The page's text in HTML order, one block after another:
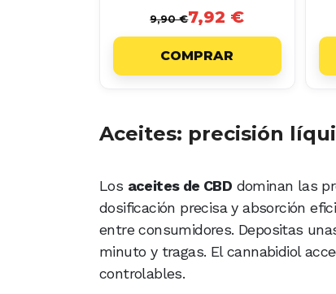
9,90 €7,92 €
COMPRAR
Aceites: precisión
Los aceites de CBD dominan las
dosificación precisa y absorción
entre consumidores. Depositas
minuto y tragas. El cannabidiol
controlables.